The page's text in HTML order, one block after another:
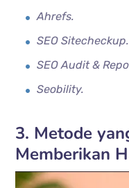
Ahrefs.
SEO Sitecheckup.
SEO Audit &
Seobility.
3. Metode
Memberikan